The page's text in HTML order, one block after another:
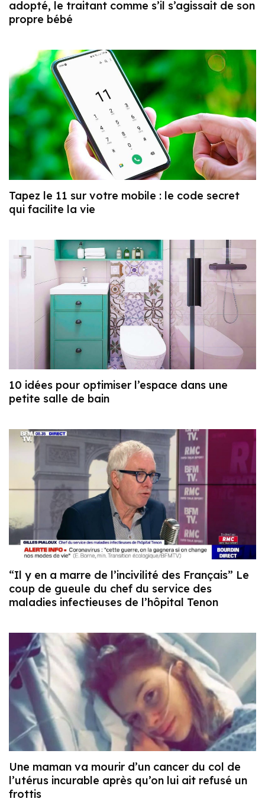
adopté, le traitant comme s’il s’agissait de son
propre bébé
Tapez le 11 sur votre mobile : le code secret
qui facilite la vie
10 idées pour optimiser l’espace dans une
petite salle de bain
“Il y en a marre de l’incivilité des Français” Le
coup de gueule du chef du service des
maladies infectieuses de l’hôpital Tenon
Une maman va mourir d’un cancer du col de
l’utérus incurable après qu’on lui ait refusé un
frottis